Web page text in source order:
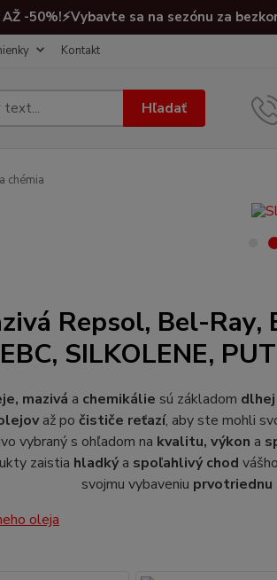
AŽ -50%!⚡Vybavte sa na sezónu za
Kontakt
Hľadať
chémia
Repsol, Bel-
SILKOLENE,
mazivá a chemikálie sú základom
až po čističe reťazí, aby ste mohli
vybraný s ohľadom na kvalitu, výkon a
zaistia hladkýa spoľahlivý chod vášho
svojmu vybaveniu
oleja